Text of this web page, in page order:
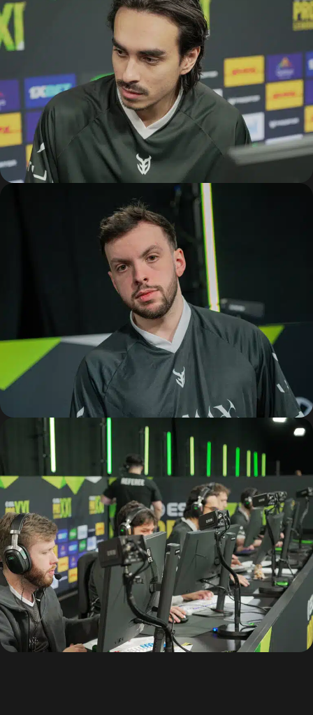
ILS NOUS SOUTIENNENT
Partenaires
SALLE DES TROPHÉES
Palmarès
Découvrir